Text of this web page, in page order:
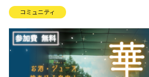
コミュニティ